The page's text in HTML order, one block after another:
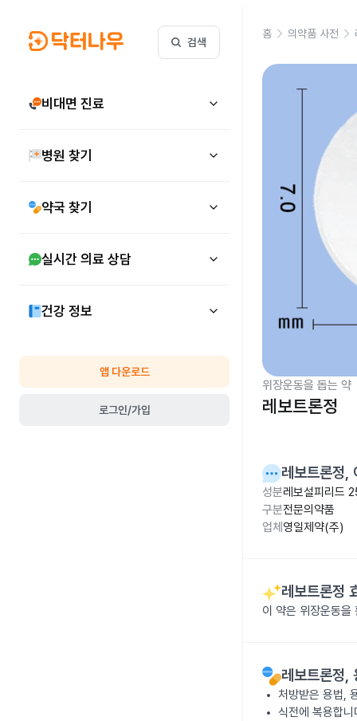
검색
비대면 진료
병원 찾기
약국 찾기
실시간 의료 상담
건강 정보
앱 다운로드
로그인/가입
홈 의약품 사전
위장운동을 돕는 약
레보트론정
레보트론정,
성분레보설피리드
구분전문의약품
업체 영일제약(주)
레보트론정
이 약은 위장운동을
레보트론정,
처방받은 용법,
식전에 복용합니